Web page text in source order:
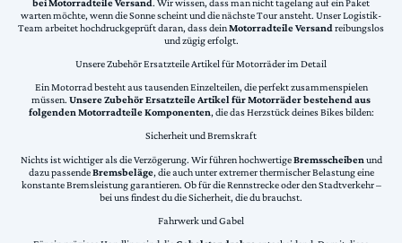
warten möchte, wenn die Sonne scheint und die nächste Tour ansteht. Unser Logistik-
Team arbeitet hochdruckgeprüft daran, dass deinMotorradteile Versand reibungslos
und zügig erfolgt.
Unsere Zubehör Ersatzteile Artikel für Motorräder im Detail
Ein Motorrad besteht aus tausenden Einzelteilen, die perfekt zusammenspielen
müssen. Unsere Zubehör Ersatzteile Artikel für Motorräder bestehend aus
folgenden Motorradteile Komponenten, die das Herzstück deines Bikes bilden:
Sicherheit und Bremskraft
Nichts ist wichtiger als die Verzögerung. Wir führen hochwertigeBremsscheiben und
dazu passendeBremsbeläge, die auch unter extremer thermischer Belastung eine
konstante Bremsleistung garantieren. Ob für die Rennstrecke oder den Stadtverkehr –
bei uns findest du die Sicherheit, die du brauchst.
Fahrwerk und Gabel